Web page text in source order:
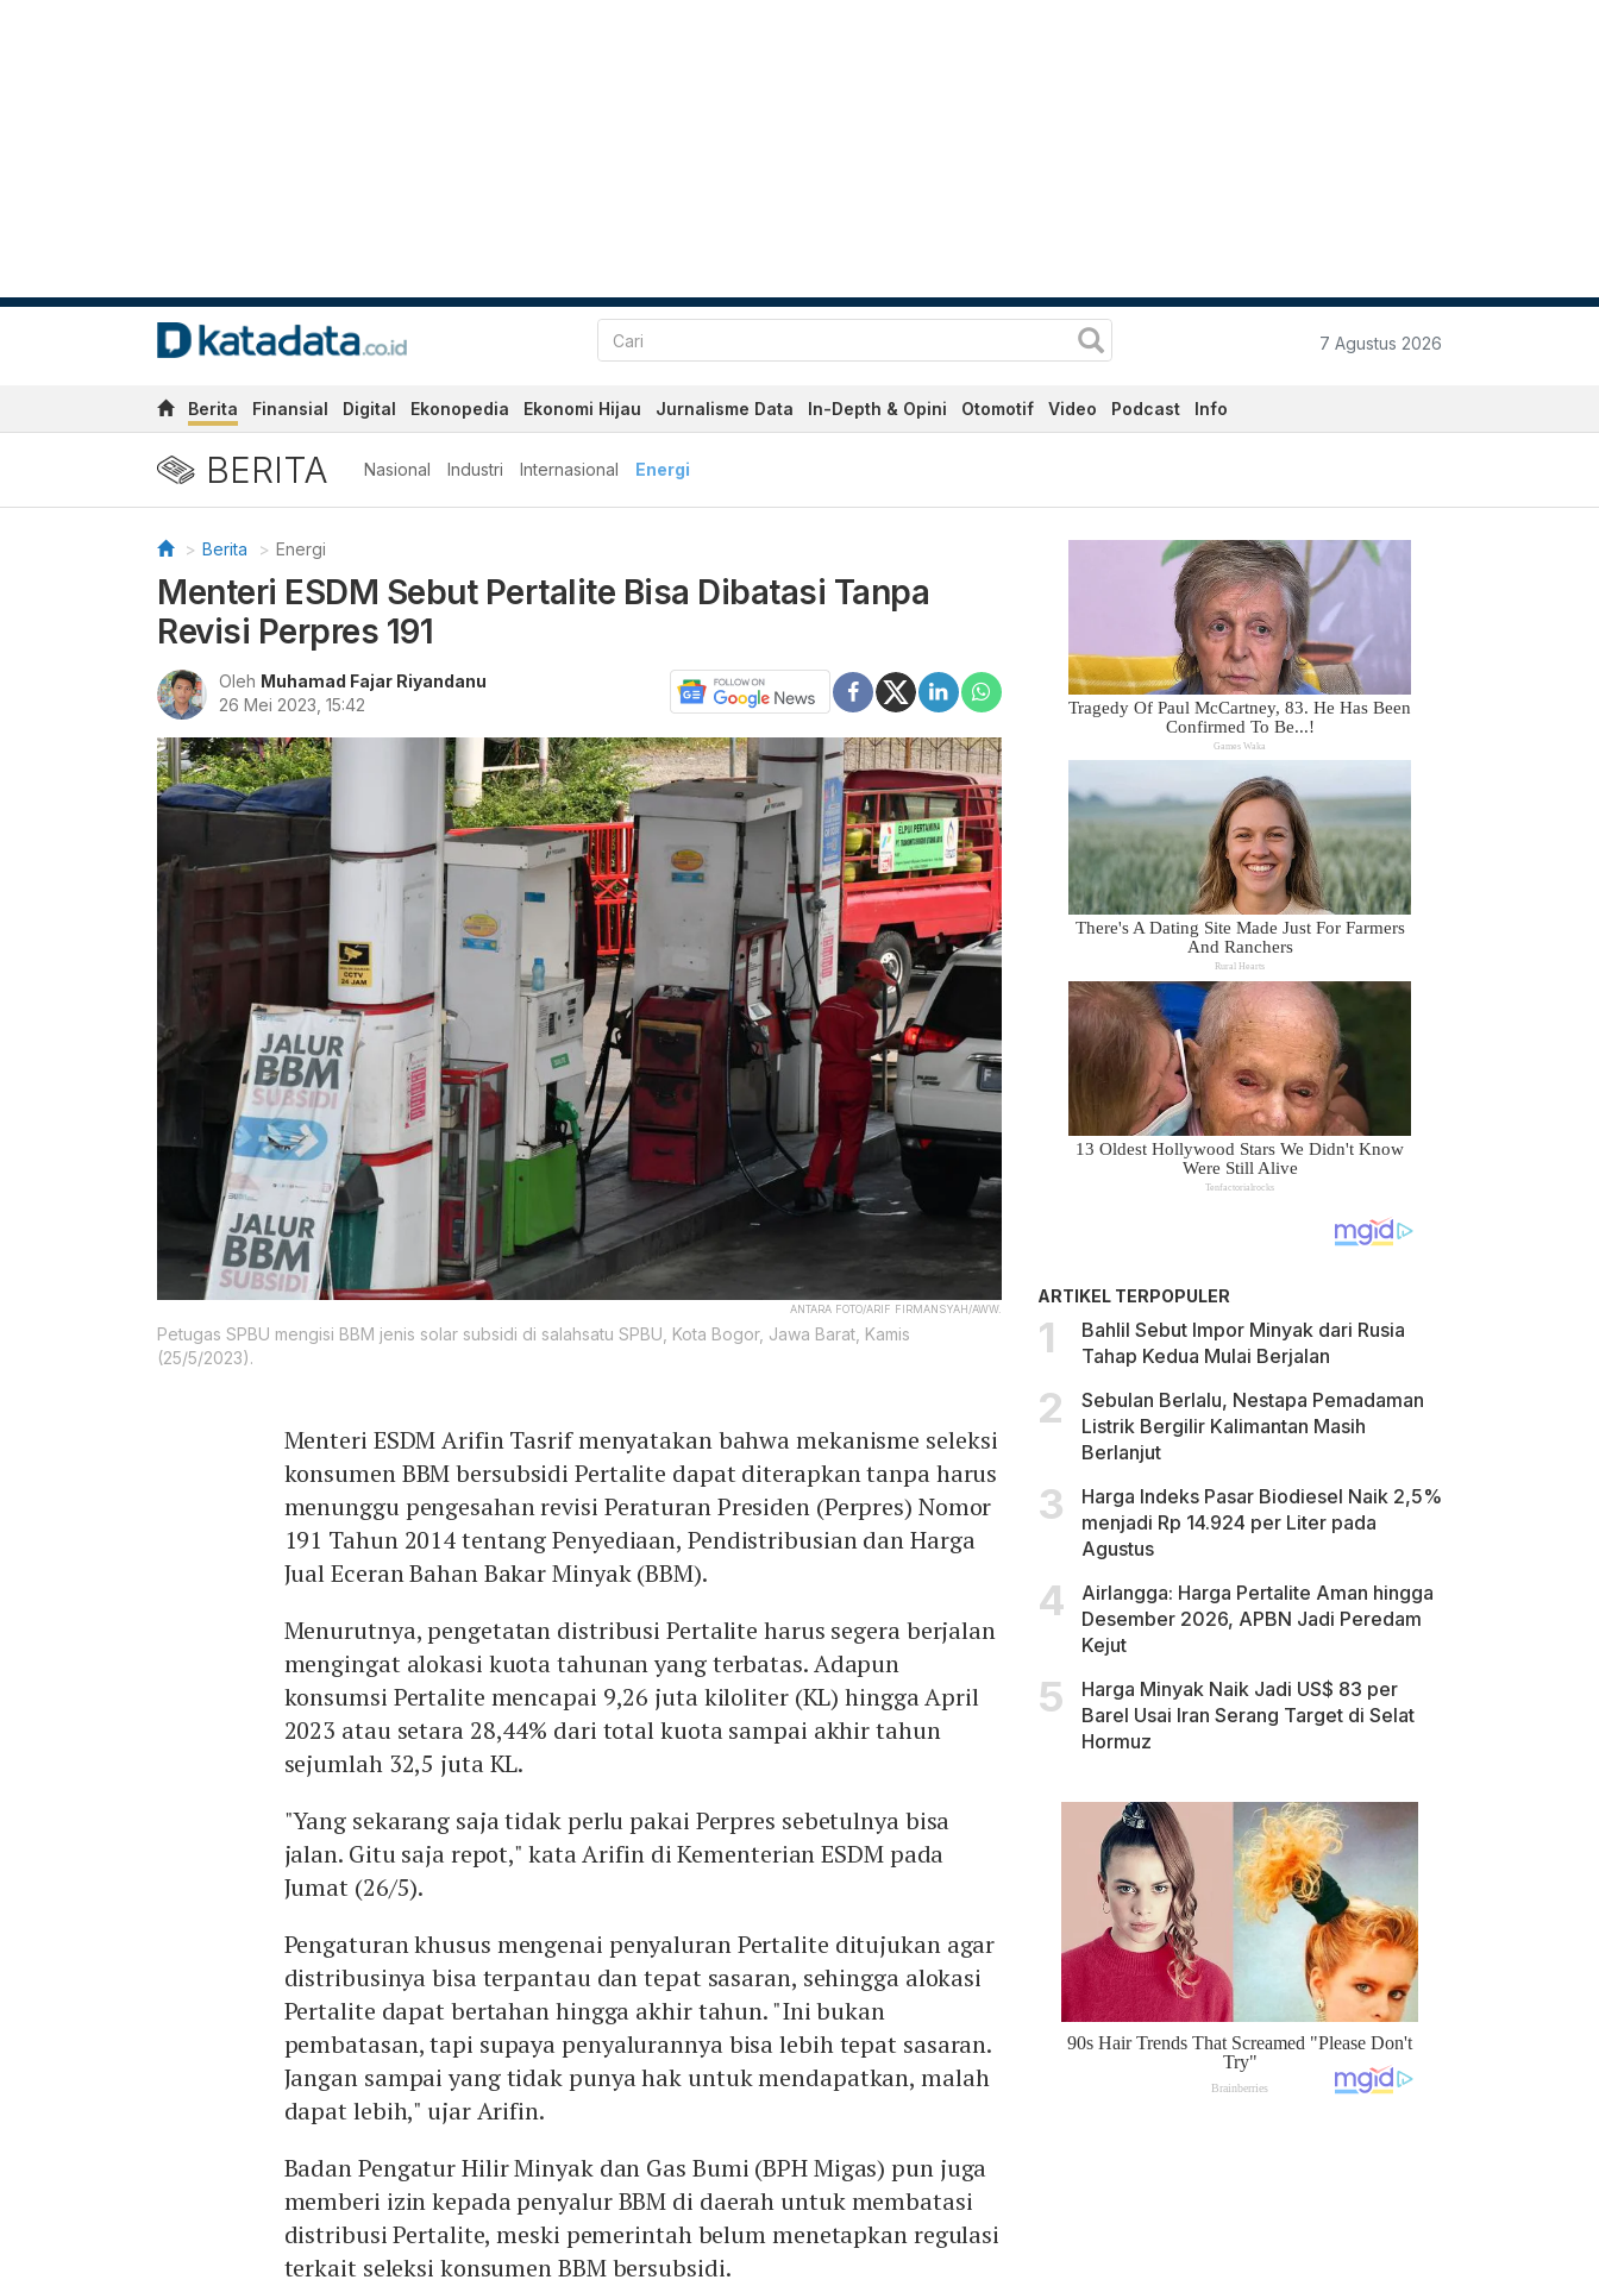
7 Agustus 2026
Berita Finansial Digital Ekonopedia Ekonomi Hijau Jurnalisme Data In-Depth & Opini Otomotif Video Podcast Info
BERITA Nasional Industri Internasional Energi
Berita Energi
Menteri ESDM Sebut Pertalite Bisa Dibatasi Tanpa
Revisi Perpres 191
Oleh Muhamad Fajar Riyandanu
26 Mei 2023, 15:42
ANTARA FOTO/ARIF FIRMANSYAH/AWW.
Petugas SPBU mengisi BBM jenis solar subsidi di salahsatu SPBU, Kota Bogor, Jawa Barat, Kamis
(25/5/2023).
Menteri ESDM Arifin Tasrif menyatakan bahwa mekanisme seleksi
konsumen BBM bersubsidi Pertalite dapat diterapkan tanpa harus
menunggu pengesahan revisi Peraturan Presiden (Perpres) Nomor
191 Tahun 2014 tentang Penyediaan, Pendistribusian dan Harga
Jual Eceran Bahan Bakar Minyak (BBM).
Menurutnya, pengetatan distribusi Pertalite harus segera berjalan
mengingat alokasi kuota tahunan yang terbatas. Adapun
konsumsi Pertalite mencapai 9,26 juta kiloliter (KL) hingga April
2023 atau setara 28,44% dari total kuota sampai akhir tahun
sejumlah 32,5 juta KL.
"Yang sekarang saja tidak perlu pakai Perpres sebetulnya bisa
jalan. Gitu saja repot," kata Arifin di Kementerian ESDM pada
Jumat (26/5).
Pengaturan khusus mengenai penyaluran Pertalite ditujukan agar
distribusinya bisa terpantau dan tepat sasaran, sehingga alokasi
Pertalite dapat bertahan hingga akhir tahun. "Ini bukan
pembatasan, tapi supaya penyalurannya bisa lebih tepat sasaran.
Jangan sampai yang tidak punya hak untuk mendapatkan, malah
dapat lebih," ujar Arifin.
Badan Pengatur Hilir Minyak dan Gas Bumi (BPH Migas) pun juga
memberi izin kepada penyalur BBM di daerah untuk membatasi
distribusi Pertalite, meski pemerintah belum menetapkan regulasi
terkait seleksi konsumen BBM bersubsidi.
ARTIKEL TERPOPULER
Bahlil Sebut Impor Minyak dari Rusia
Tahap Kedua Mulai Berjalan
Sebulan Berlalu, Nestapa Pemadaman
Listrik Bergilir Kalimantan Masih
Berlanjut
Harga Indeks Pasar Biodiesel Naik 2,5%
menjadi Rp 14.924 per Liter pada
Agustus
Airlangga: Harga Pertalite Aman hingga
Desember 2026, APBN Jadi Peredam
Kejut
Harga Minyak Naik Jadi US$ 83 per
Barel Usai Iran Serang Target di Selat
Hormuz